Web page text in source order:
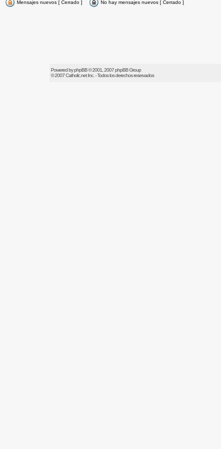
Mensajes nuevos [ Cerrado ] No hay mensajes nuevos [ Cerrado ]
Powered byphpBB© 2001, 2007 phpBB Group
© 2007Catholic.netInc. - Todos los derechos reservados